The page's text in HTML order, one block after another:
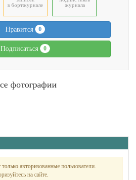
в бортжурнале
журнала
Нравится 0
Подписаться 0
фотографии
авторизованные пользователи.
на сайте.